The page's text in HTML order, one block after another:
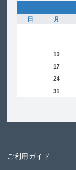
日
月
10
17
24
31
ご利用ガイド